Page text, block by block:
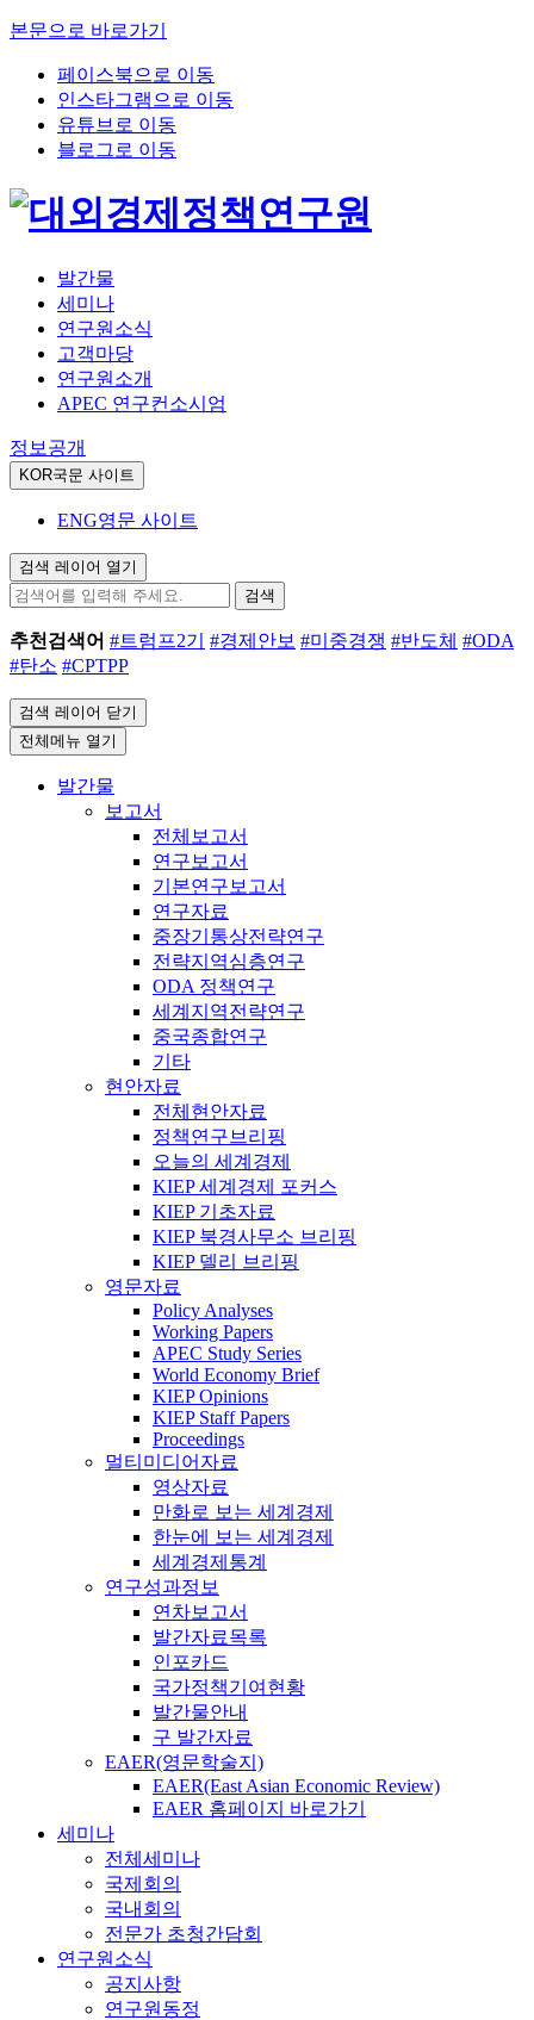
본문으로 바로가기
페이스북으로 이동
인스타그램으로 이동
유튜브로 이동
블로그로 이동
발간물
세미나
연구원소식
고객마당
연구원소개
APEC 연구컨소시엄
정보공개
KOR국문 사이트
ENG영문 사이트
검색 레이어 열기
검색
추천검색어 #트럼프2기 #경제안보 #미중경쟁 #반도체 #ODA
#탄소 #CPTPP
검색 레이어 닫기
전체메뉴 열기
발간물
보고서
전체보고서
연구보고서
기본연구보고서
연구자료
중장기통상전략연구
전략지역심층연구
ODA 정책연구
세계지역전략연구
중국종합연구
기타
현안자료
전체현안자료
정책연구브리핑
오늘의 세계경제
KIEP 세계경제 포커스
KIEP 기초자료
KIEP 북경사무소 브리핑
KIEP 델리 브리핑
영문자료
Policy Analyses
Working Papers
APEC Study Series
World Economy Brief
KIEP Opinions
KIEP Staff Papers
Proceedings
멀티미디어자료
영상자료
만화로 보는 세계경제
한눈에 보는 세계경제
세계경제통계
연구성과정보
연차보고서
발간자료목록
인포카드
국가정책기여현황
발간물안내
구 발간자료
EAER(영문학술지)
EAER(East Asian Economic Review)
EAER 홈페이지 바로가기
세미나
전체세미나
국제회의
국내회의
전문가 초청간담회
연구원소식
공지사항
연구원동정